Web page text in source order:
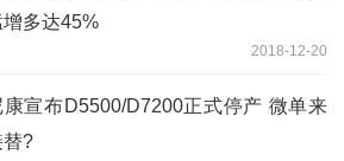
增多达45%
2018-12-20
康宣布D5500/D7200正式停产 微单来
替?